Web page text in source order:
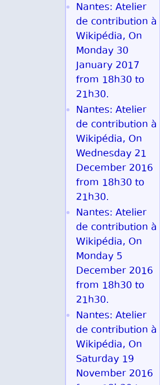
Nantes: Atelier
de contribution à
Wikipédia, On
Monday 30
January 2017
from 18h30 to
21h30.
Nantes: Atelier
de contribution à
Wikipédia, On
Wednesday 21
December 2016
from 18h30 to
21h30.
Nantes: Atelier
de contribution à
Wikipédia, On
Monday 5
December 2016
from 18h30 to
21h30.
Nantes: Atelier
de contribution à
Wikipédia, On
Saturday 19
November 2016